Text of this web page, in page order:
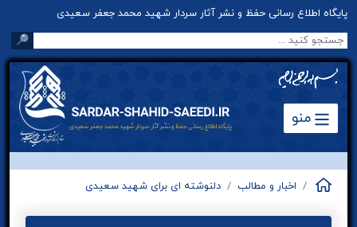
پایگاه اطلاع رسانی حفظ و نشر آثار سردار شهید محمد جعفر سعیدی
🔎
منو
اخبار و مطالب دلنوشته ای برای شهید سعیدی